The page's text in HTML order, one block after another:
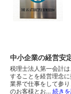
中小企業の経営安
税理士法人第一会計
することを経営理念
業界で仕事をして参
のお客様とお… 続き